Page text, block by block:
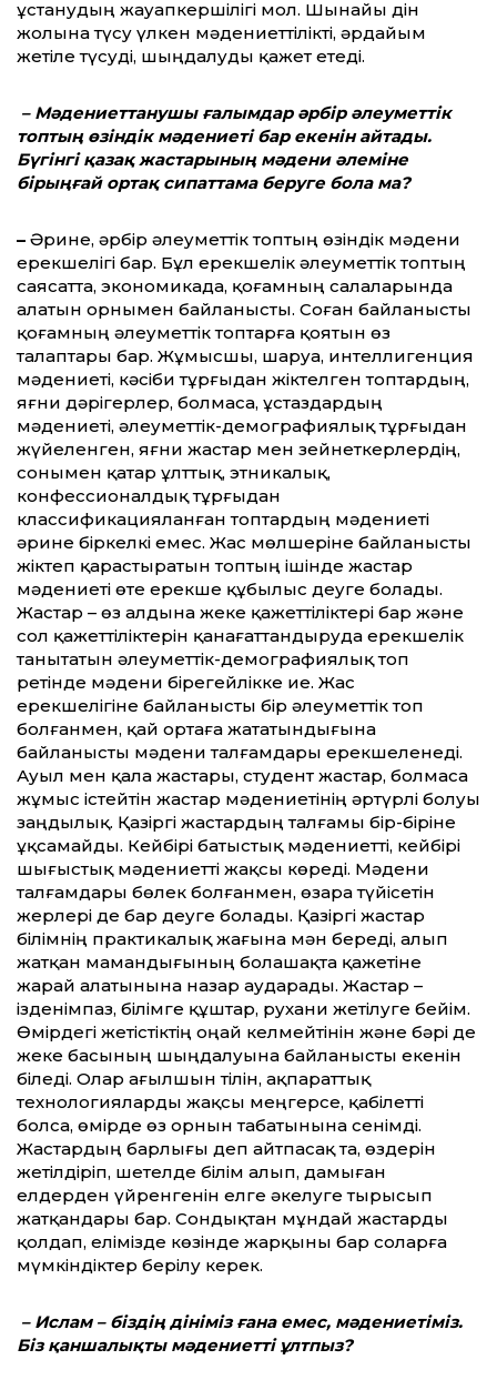
ұстанудың жауапкершілігі мол. Шынайы дін
жолына түсу үлкен мәдениеттілікті, әрдайым
жетіле түсуді, шыңдалуды қажет етеді.
– Мәдениеттанушы ғалымдар әрбір әлеуметтік
топтың өзіндік мәдениеті бар екенін айтады.
Бүгінгі қазақ жастарының мәдени әлеміне
бірыңғай ортақ сипаттама беруге бола ма?
– Әрине, әрбір әлеуметтік топтың өзіндік мәдени
ерекшелігі бар. Бұл ерекшелік әлеуметтік топтың
саясатта, экономикада, қоғамның салаларында
алатын орнымен байланысты. Соған байланысты
қоғамның әлеуметтік топтарға қоятын өз
талаптары бар. Жұмысшы, шаруа, интеллигенция
мәдениеті, кәсіби тұрғыдан жіктелген топтардың,
яғни дәрігерлер, болмаса, ұстаздардың
мәдениеті, әлеуметтік-демографиялық тұрғыдан
жүйеленген, яғни жастар мен зейнеткерлердің,
сонымен қатар ұлттық, этникалық,
конфессионалдық тұрғыдан
классификацияланған топтардың мәдениеті
әрине біркелкі емес. Жас мөлшеріне байланысты
жіктеп қарастыратын топтың ішінде жастар
мәдениеті өте ерекше құбылыс деуге болады.
Жастар – өз алдына жеке қажеттіліктері бар және
сол қажеттіліктерін қанағаттандыруда ерекшелік
танытатын әлеуметтік-демографиялық топ
ретінде мәдени бірегейлікке ие. Жас
ерекшелігіне байланысты бір әлеуметтік топ
болғанмен, қай ортаға жататындығына
байланысты мәдени талғамдары ерекшеленеді.
Ауыл мен қала жастары, студент жастар, болмаса
жұмыс істейтін жастар мәдениетінің әртүрлі болуы
заңдылық. Қазіргі жастардың талғамы бір-біріне
ұқсамайды. Кейбірі батыстық мәдениетті, кейбірі
шығыстық мәдениетті жақсы көреді. Мәдени
талғамдары бөлек болғанмен, өзара түйісетін
жерлері де бар деуге болады. Қазіргі жастар
білімнің практикалық жағына мән береді, алып
жатқан мамандығының болашақта қажетіне
жарай алатынына назар аударады. Жастар –
ізденімпаз, білімге құштар, рухани жетілуге бейім.
Өмірдегі жетістіктің оңай келмейтінін және бәрі де
жеке басының шыңдалуына байланысты екенін
біледі. Олар ағылшын тілін, ақпараттық
технологияларды жақсы меңгерсе, қабілетті
болса, өмірде өз орнын табатынына сенімді.
Жастардың барлығы деп айтпасақ та, өздерін
жетілдіріп, шетелде білім алып, дамыған
елдерден үйренгенін елге әкелуге тырысып
жатқандары бар. Сондықтан мұндай жастарды
қолдап, елімізде көзінде жарқыны бар соларға
мүмкіндіктер берілу керек.
– Ислам – біздің дініміз ғана емес, мәдениетіміз.
Біз қан­шалықты мәдениетті ұлтпыз?